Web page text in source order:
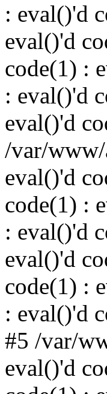
: eval()'d
eval()'d
code(1) :
: eval()'d
eval()'d
/var/
eval()'d
code(1) :
: eval()'d
eval()'d
code(1) :
: eval()'d
#5 /var/
eval()'d